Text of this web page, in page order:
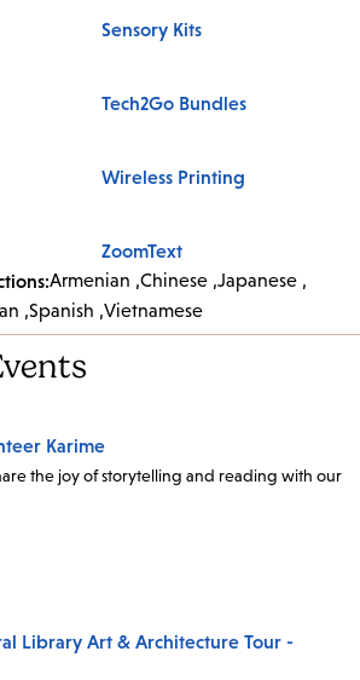
Sensory Kits
Tech2Go Bundles
Wireless Printing
ZoomText
Armenian Chinese Japanese
Spanish Vietnamese
Karime
the joy of storytelling and reading with our
Library Art & Architecture Tour -